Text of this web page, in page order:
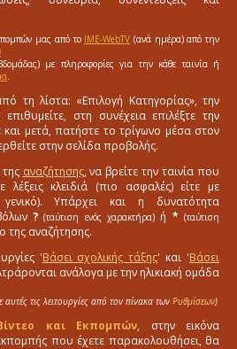
μας από το IME-WebTV (ανά ημέρα) από την
με πληροφορίες για την κάθε ταινία ή
.
τη λίστα: «Επιλογή Κατηγορίας», την
στη συνέχεια επιλέξτε την
και μετά, πατήστε το τρίγωνο μέσα στον
στην σελίδα προβολής.
αναζήτησης, να βρείτε την ταινία που
λέξεις κλειδιά (πιο ασφαλές) είτε με
Υπάρχει και η δυνατότητα
? (ταύτιση ενός χαρακτήρα) ή * (ταύτιση
της αναζήτησης.
'Βάσει σχολικής τάξης' και 'Βάσει
ανάλογα με την ηλικιακή ομάδα
τις λειτουργίες από τον πίνακα των Ρυθμίσεων)
και Εκπομπών, στην εικόνα
που έχετε παρακολουθήσει, θα